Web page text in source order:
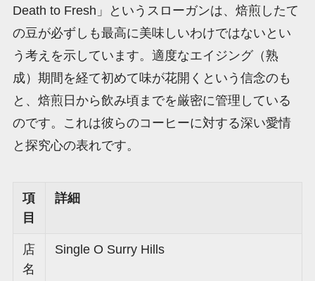
Death to Fresh」というスローガンは、焙煎したて
の豆が必ずしも最高に美味しいわけではないとい
う考えを示しています。適度なエイジング（熟
成）期間を経て初めて味が花開くという信念のも
と、焙煎日から飲み頃までを厳密に管理している
のです。これは彼らのコーヒーに対する深い愛情
と探究心の表れです。
項
目
詳細
店
名
Single O Surry Hills